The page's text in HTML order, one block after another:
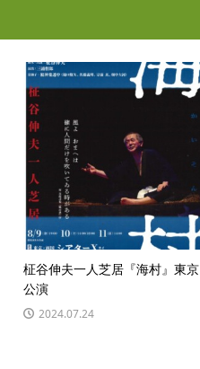
柾谷伸夫一人芝居『海村』東京
公演
2024.07.24